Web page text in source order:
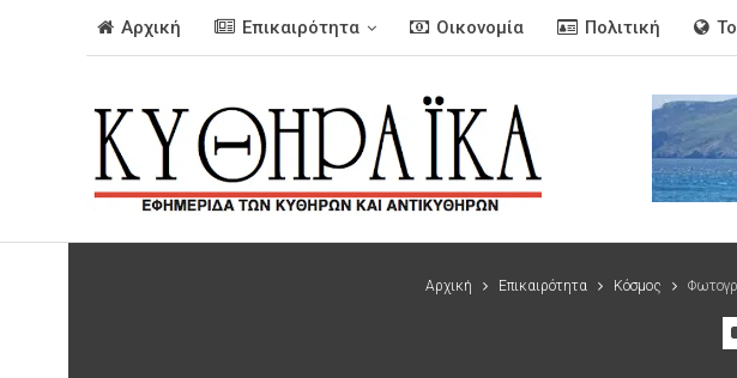
Αρχική Επικαιρότητα Οικονομία Πολιτική
Αρχική Επικαιρότητα Κόσμος